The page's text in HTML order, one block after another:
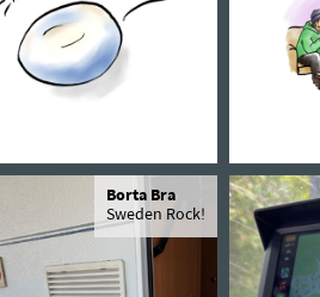
Borta Bra
Sweden Rock!